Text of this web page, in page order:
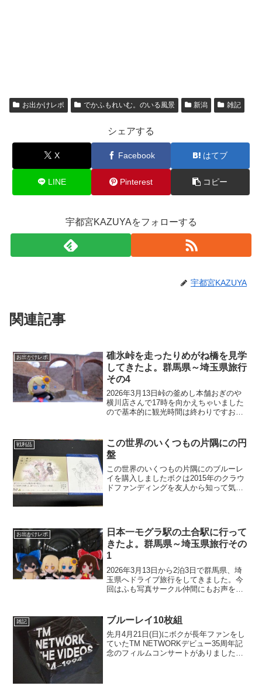
お出かけレポ でかふもれいむ。のいる風景 新潟 雑記
シェアする
X Facebook はてブ
LINE Pinterest コピー
宇都宮KAZUYAをフォローする
宇都宮KAZUYA
関連記事
お出かけレポ
碓氷峠を走ったりめがね橋を見学
してきたよ。群馬県～埼玉県旅行
その4
2026年3月13日峠の釜めし本舗おぎのや
横川店さんで17時を向かえちゃいました
ので基本的に観光時間は終わりですおぎ
ルエイティ サヤカSP』が展示してありま
すでかふ...
戦利品
この世界のいくつもの片隅にの円
盤
この世界のいくつもの片隅にのブルーレ
イを購入しましたボクは2015年のクラウ
ドファンディングを友人から知って気に
代さんの直筆サ...
お出かけレポ
日本一モグラ駅の土合駅に行って
きたよ。群馬県～埼玉県旅行その
1
2026年3月13日から2泊3日で群馬県、埼
玉県へドライブ旅行をしてきました。今
回はふも写真サークル仲間にもお声をか
園を回ろうかなと思い調べてました。朝5
時前に出発です...
雑記 ブルーレイ10枚組
先月4月21日(日)にボクが長年ファンをし
ていたTM NETWORKデビュー35周年記
念のフィルムコンサートがありましたそ